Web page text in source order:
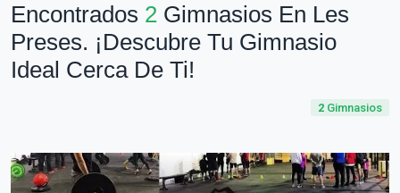
Encontrados 2 Gimnasios En Les
Preses. ¡Descubre Tu Gimnasio
Ideal Cerca De Ti!
2 Gimnasios